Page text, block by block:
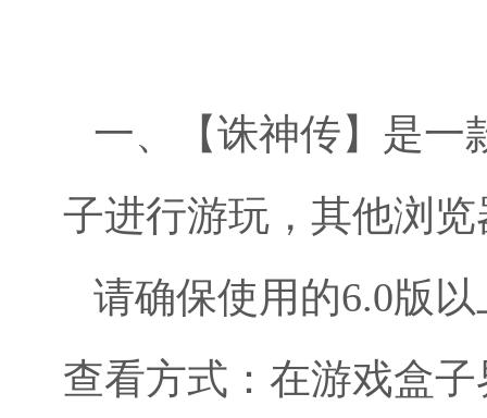
一、【诛神传】是一
子进行游玩，其他浏
请确保使用的6.0版
查看方式：在游戏盒